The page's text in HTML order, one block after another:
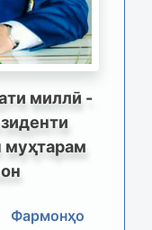
миллӣ -
муҳтарам
Фармонҳо